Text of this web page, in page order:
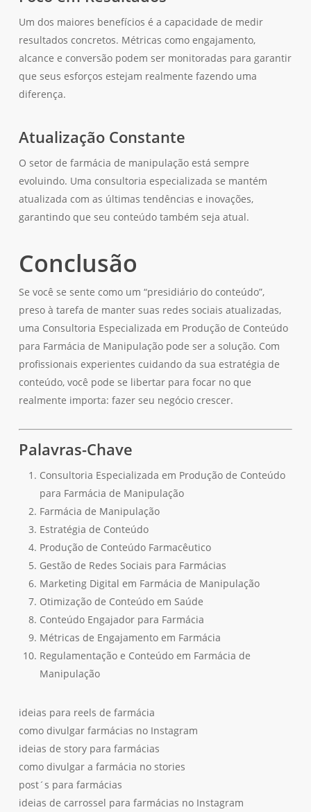
Nenhum produto no carrinho.
Um dos maiores benefícios é a capacidade de medir
resultados concretos. Métricas como engajamento,
alcance e conversão podem ser monitoradas para garantir
que seus esforços estejam realmente fazendo uma
diferença.
Atualização Constante
O setor de farmácia de manipulação está sempre
evoluindo. Uma consultoria especializada se mantém
atualizada com as últimas tendências e inovações,
garantindo que seu conteúdo também seja atual.
Conclusão
Se você se sente como um “presidiário do conteúdo”,
preso à tarefa de manter suas redes sociais atualizadas,
uma Consultoria Especializada em Produção de Conteúdo
para Farmácia de Manipulação pode ser a solução. Com
profissionais experientes cuidando da sua estratégia de
conteúdo, você pode se libertar para focar no que
realmente importa: fazer seu negócio crescer.
Palavras-Chave
Consultoria Especializada em Produção de Conteúdo
para Farmácia de Manipulação
Farmácia de Manipulação
Estratégia de Conteúdo
Produção de Conteúdo Farmacêutico
Gestão de Redes Sociais para Farmácias
Marketing Digital em Farmácia de Manipulação
Otimização de Conteúdo em Saúde
Conteúdo Engajador para Farmácia
Métricas de Engajamento em Farmácia
Regulamentação e Conteúdo em Farmácia de
Manipulação
ideias para reels de farmácia
como divulgar farmácias no Instagram
ideias de story para farmácias
como divulgar a farmácia no stories
post´s para farmácias
ideias de carrossel para farmácias no Instagram